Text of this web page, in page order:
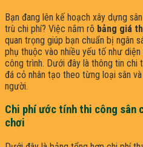
Bạn đang lên kế hoạch xây dựng
trù chi phí? Việc nắm rõ bảng giá
quan trọng giúp bạn chuẩn bị ngân
phụ thuộc vào nhiều yếu tố như
công trình. Dưới đây là thông tin chi
đá cỏ nhân tạo theo từng loại sân
người.
Chi phí ước tính thi công sân
chơi